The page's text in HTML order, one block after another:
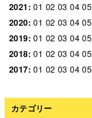
2021:01 02 03 04 05
2020:01 02 03 04 05
2019:01 02 03 04 05
2018:01 02 03 04 05
2017:01 02 03 04 05
カテゴリー